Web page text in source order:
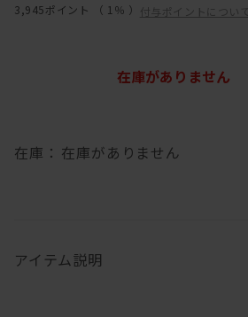
3,945ポイント （ 1％ ） 付与ポイントについ
在庫： 在庫がありません
在庫がありません
アイテム説明